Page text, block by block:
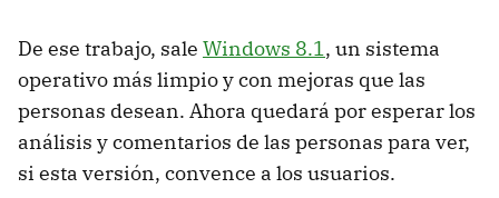
De ese trabajo, sale Windows 8.1, un sistema
operativo más limpio y con mejoras que las
personas desean. Ahora quedará por esperar los
análisis y comentarios de las personas para ver,
si esta versión, convence a los usuarios.